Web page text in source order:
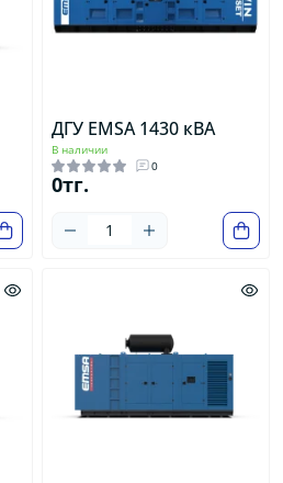
ДГУ EMSA 1430 кВА
В наличии
0
0тг.